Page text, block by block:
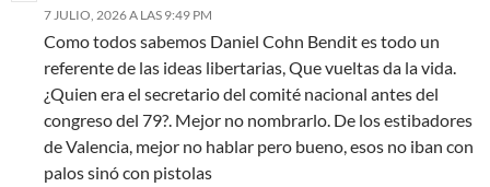
7 JULIO, 2026 A LAS 9:49 PM
Como todos sabemos Daniel Cohn Bendit es todo un
referente de las ideas libertarias, Que vueltas da la vida.
¿Quien era el secretario del comité nacional antes del
congreso del 79?. Mejor no nombrarlo. De los estibadores
de Valencia, mejor no hablar pero bueno, esos no iban con
palos sinó con pistolas